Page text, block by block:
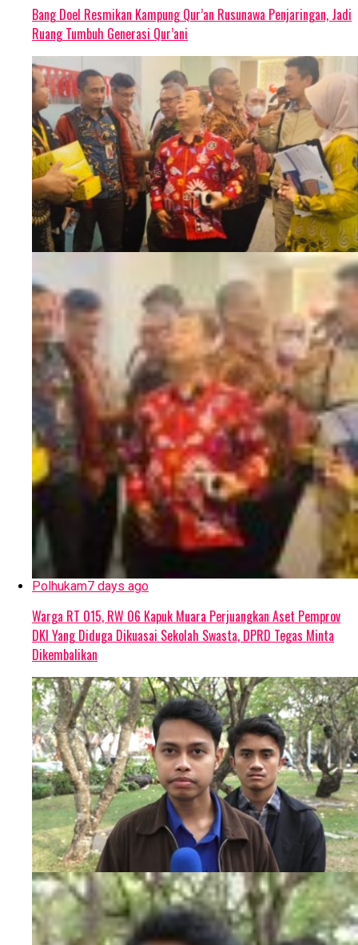
Bang Doel Resmikan Kampung Qur’an Rusunawa Penjaringan, Jadi
Ruang Tumbuh Generasi Qur’ani
Polhukam7 days ago
Warga RT 015, RW 06 Kapuk Muara Perjuangkan Aset Pemprov
DKI Yang Diduga Dikuasai Sekolah Swasta, DPRD Tegas Minta
Dikembalikan